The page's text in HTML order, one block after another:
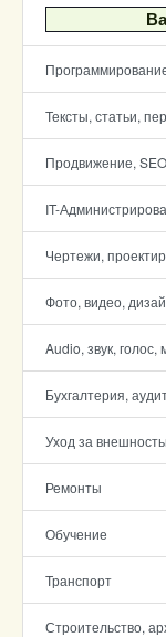
Тексты, статьи,
Продвижение,
IT-
Чертежи,
Фото, видео,
Audio, звук, голос,
Бухгалтерия,
Уход за
Ремонты
Обучение
Транспорт
Строительство,